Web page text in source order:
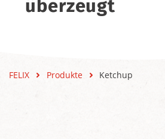
überzeugt
FELIX Produkte Ketchup